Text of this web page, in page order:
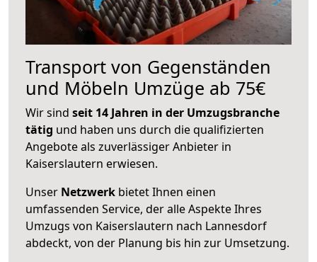
Transport von Gegenständen
und Möbeln Umzüge ab 75€
Wir sind seit 14 Jahren in der Umzugsbranche
tätig und haben uns durch die qualifizierten
Angebote als zuverlässiger Anbieter in
Kaiserslautern erwiesen.
Unser Netzwerk bietet Ihnen einen
umfassenden Service, der alle Aspekte Ihres
Umzugs von Kaiserslautern nach Lannesdorf
abdeckt, von der Planung bis hin zur Umsetzung.